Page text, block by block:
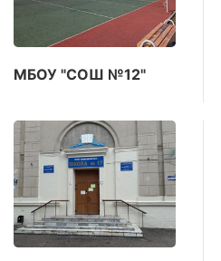
МБОУ "СОШ №12"